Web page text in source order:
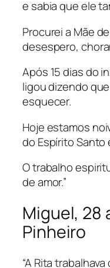
e sabia que ele
Procurei a Mãe
desespero,
Após 15 dias do
ligou dizendo
esquecer.
Hoje estamos
do Espírito Santo
O trabalho
de amor.”
Miguel, 28
Pinheiro
“A Rita